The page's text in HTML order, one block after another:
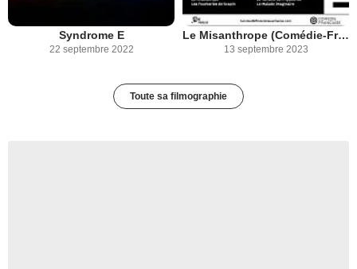
Syndrome E
22 septembre 2022
Le Misanthrope (Comédie-Française)
13 septembre 2023
Toute sa filmographie